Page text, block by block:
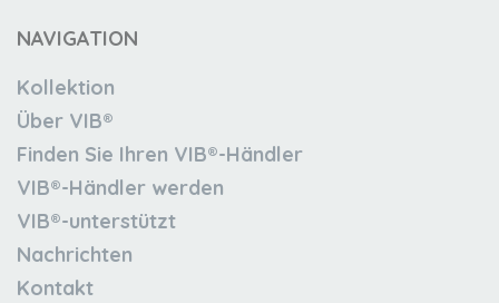
NAVIGATION
Kollektion
Über VIB®
Finden Sie Ihren VIB®-Händler
VIB®-Händler werden
VIB®-unterstützt
Nachrichten
Kontakt